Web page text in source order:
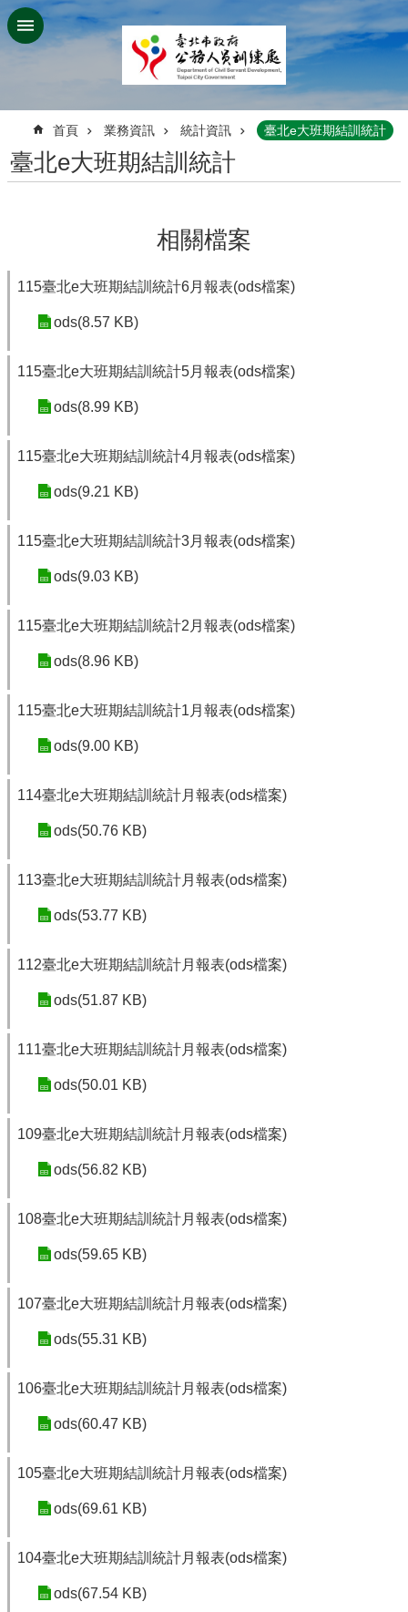
跳到主要內容區塊
首頁 業務資訊 統計資訊 臺北e大班期結訓統計
臺北e大班期結訓統計
相關檔案
115臺北e大班期結訓統計6月報表(ods檔案)
ods(8.57 KB)
115臺北e大班期結訓統計5月報表(ods檔案)
ods(8.99 KB)
115臺北e大班期結訓統計4月報表(ods檔案)
ods(9.21 KB)
115臺北e大班期結訓統計3月報表(ods檔案)
ods(9.03 KB)
115臺北e大班期結訓統計2月報表(ods檔案)
ods(8.96 KB)
115臺北e大班期結訓統計1月報表(ods檔案)
ods(9.00 KB)
114臺北e大班期結訓統計月報表(ods檔案)
ods(50.76 KB)
113臺北e大班期結訓統計月報表(ods檔案)
ods(53.77 KB)
112臺北e大班期結訓統計月報表(ods檔案)
ods(51.87 KB)
111臺北e大班期結訓統計月報表(ods檔案)
ods(50.01 KB)
109臺北e大班期結訓統計月報表(ods檔案)
ods(56.82 KB)
108臺北e大班期結訓統計月報表(ods檔案)
ods(59.65 KB)
107臺北e大班期結訓統計月報表(ods檔案)
ods(55.31 KB)
106臺北e大班期結訓統計月報表(ods檔案)
ods(60.47 KB)
105臺北e大班期結訓統計月報表(ods檔案)
ods(69.61 KB)
104臺北e大班期結訓統計月報表(ods檔案)
ods(67.54 KB)